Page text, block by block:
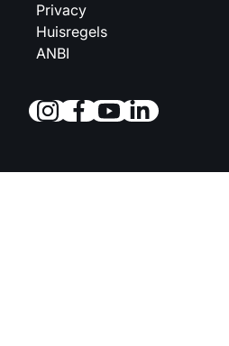
Privacy
Huisregels
ANBI